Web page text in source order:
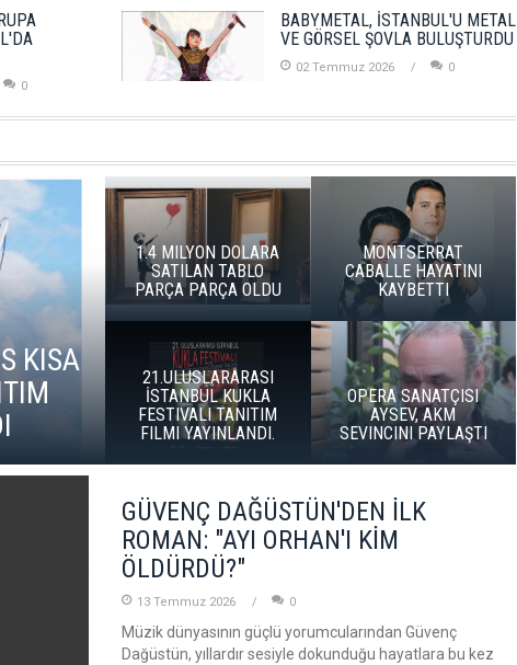
0
BABYMETAL, İSTANBUL'U METAL
VE GÖRSEL ŞOVLA BULUŞTURDU
02 Temmuz 2026 0
KISA
1.4 MILYON DOLARA
SATILAN TABLO
PARÇA PARÇA OLDU
MONTSERRAT
CABALLE HAYATINI
KAYBETTI
21.ULUSLARARASI
İSTANBUL KUKLA
FESTIVALI TANITIM
FILMI YAYINLANDI.
OPERA SANATÇISI
AYSEV, AKM
SEVINCINI PAYLAŞTI
GÜVENÇ DAĞÜSTÜN'DEN İLK
ROMAN: "AYI ORHAN'I KİM
ÖLDÜRDÜ?"
13 Temmuz 2026 0
Müzik dünyasının güçlü yorumcularından Güvenç
Dağüstün, yıllardır sesiyle dokunduğu hayatlara bu kez